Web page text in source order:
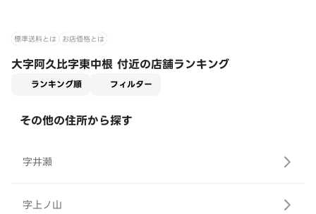
標準送料とは お店価格とは
大字阿久比字東中根 付近の店舗ランキング
ランキング順 フィルター
その他の住所から探す
字井瀬
字上ノ山